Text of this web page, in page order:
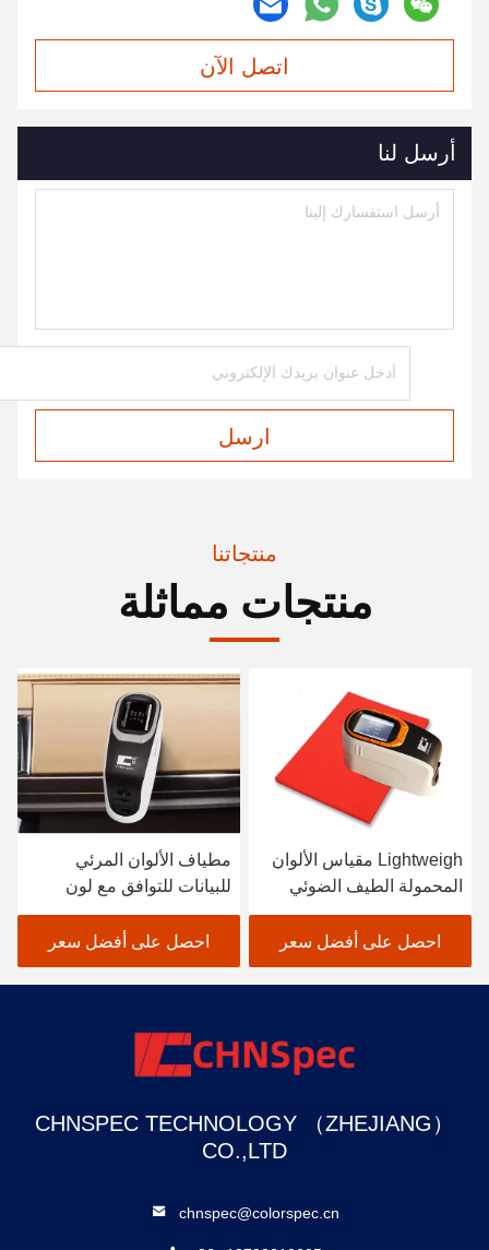
اتصل الآن
أرسل لنا
ارسل
منتجاتنا
منتجات مماثلة
Lightweigh مقياس الألوان
المحمولة الطيف الضوئي
الماسح الضوئي طلاء
السيارات
احصل على أفضل سعر
مطياف الألوان المرئي
للبيانات للتوافق مع لون
النسيج باللون الأسود
احصل على أفضل سعر
CHNSPEC TECHNOLOGY （ZHEJIANG）
CO.,LTD
chnspec@colorspec.cn